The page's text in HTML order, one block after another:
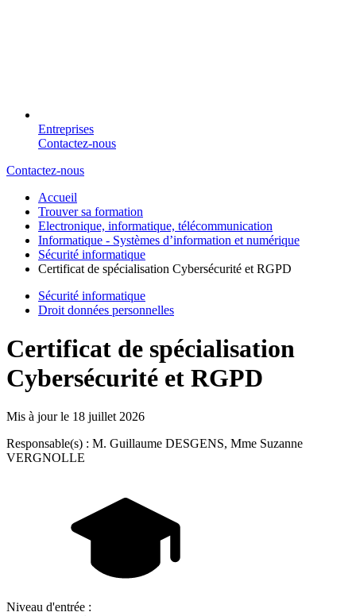
Entreprises
Contactez-nous
Contactez-nous
Accueil
Trouver sa formation
Electronique, informatique, télécommunication
Informatique - Systèmes d’information et numérique
Sécurité informatique
Certificat de spécialisation Cybersécurité et RGPD
Sécurité informatique
Droit données personnelles
Certificat de spécialisation
Cybersécurité et RGPD
Mis à jour le 18 juillet 2026
Responsable(s) : M. Guillaume DESGENS, Mme Suzanne
VERGNOLLE
Niveau d'entrée :